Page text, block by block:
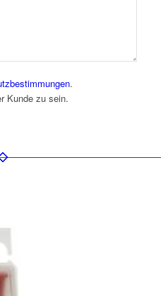
.
Kunde zu sein.